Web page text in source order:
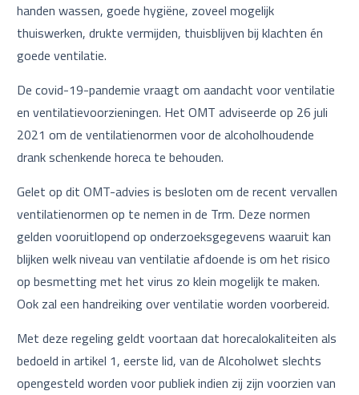
handen wassen, goede hygiëne, zoveel mogelijk
thuiswerken, drukte vermijden, thuisblijven bij klachten én
goede ventilatie.
De covid-19-pandemie vraagt om aandacht voor ventilatie
en ventilatievoorzieningen. Het OMT adviseerde op 26 juli
2021 om de ventilatienormen voor de alcoholhoudende
drank schenkende horeca te behouden.
Gelet op dit OMT-advies is besloten om de recent vervallen
ventilatienormen op te nemen in de Trm. Deze normen
gelden vooruitlopend op onderzoeksgegevens waaruit kan
blijken welk niveau van ventilatie afdoende is om het risico
op besmetting met het virus zo klein mogelijk te maken.
Ook zal een handreiking over ventilatie worden voorbereid.
Met deze regeling geldt voortaan dat horecalokaliteiten als
bedoeld in artikel 1, eerste lid, van de Alcoholwet slechts
opengesteld worden voor publiek indien zij zijn voorzien van